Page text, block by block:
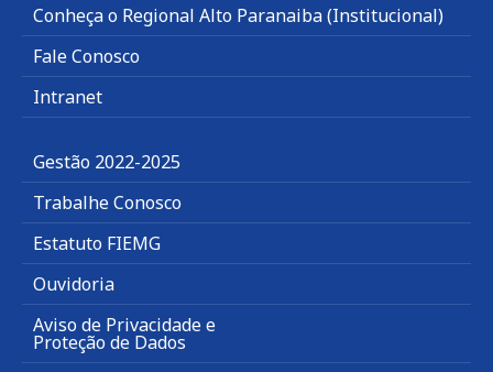
Conheça o Regional Alto Paranaiba (Institucional)
Fale Conosco
Intranet
Gestão 2022-2025
Trabalhe Conosco
Estatuto FIEMG
Ouvidoria
Aviso de Privacidade e
Proteção de Dados